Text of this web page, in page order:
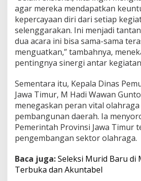
agar mereka mendapatkan
kepercayaan diri dari setiap
selenggarakan. Ini menjadi
dua acara ini bisa sama-sama
menguatkan,” tambahnya,
pentingnya sinergi antar
Sementara itu, Kepala Dinas
Jawa Timur, M Hadi Wawan
menegaskan peran vital olahraga
pembangunan daerah. Ia
Pemerintah Provinsi Jawa Timur
pengembangan sektor olahraga.
Baca juga:Seleksi Murid Baru di
Terbuka dan Akuntabel